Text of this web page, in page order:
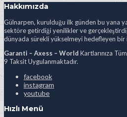
Hakkımızda
Gülnarpen, kurulduğu ilk günden bu yana
sektöre getirdiği yenilikler ve
dünyada sürekli yükselmeyi hedefleyen
Garanti – Axess – World Kartlarınıza
9 Taksit Uygulanmaktadır.
facebook
instagram
youtube
Hızlı Menü